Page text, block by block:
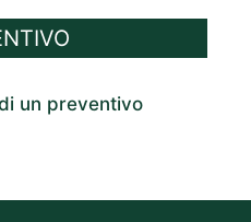
un preventivo